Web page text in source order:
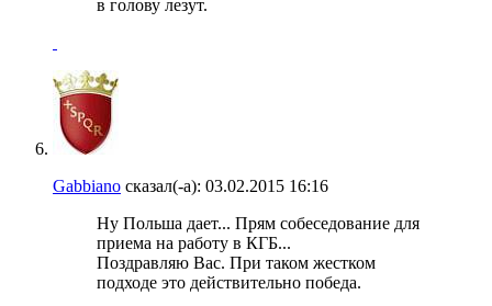
в голову лезут.
Gabbiano сказал(-а): 03.02.2015 16:16
Ну Польша дает... Прям собеседование для
приема на работу в КГБ...
Поздравляю Вас. При таком жестком
подходе это действительно победа.